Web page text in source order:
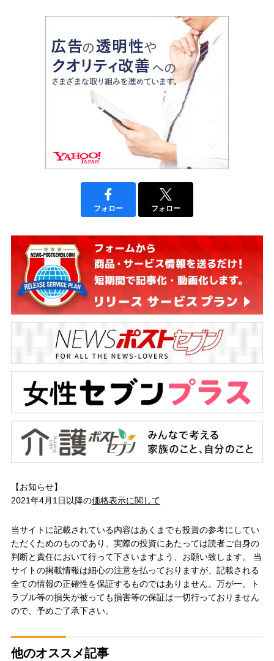
フォロー フォロー
【お知らせ】
2021年4月1日以降の価格表示に関して
当サイトに記載されている内容はあくまでも投資の参考にしてい
ただくためのものであり、実際の投資にあたっては読者ご自身の
判断と責任において行って下さいますよう、お願い致します。 当
サイトの掲載情報は細心の注意を払っておりますが、記載される
全ての情報の正確性を保証するものではありません。万が一、ト
ラブル等の損失が被っても損害等の保証は一切行っておりません
ので、予めご了承下さい。
他のオススメ記事